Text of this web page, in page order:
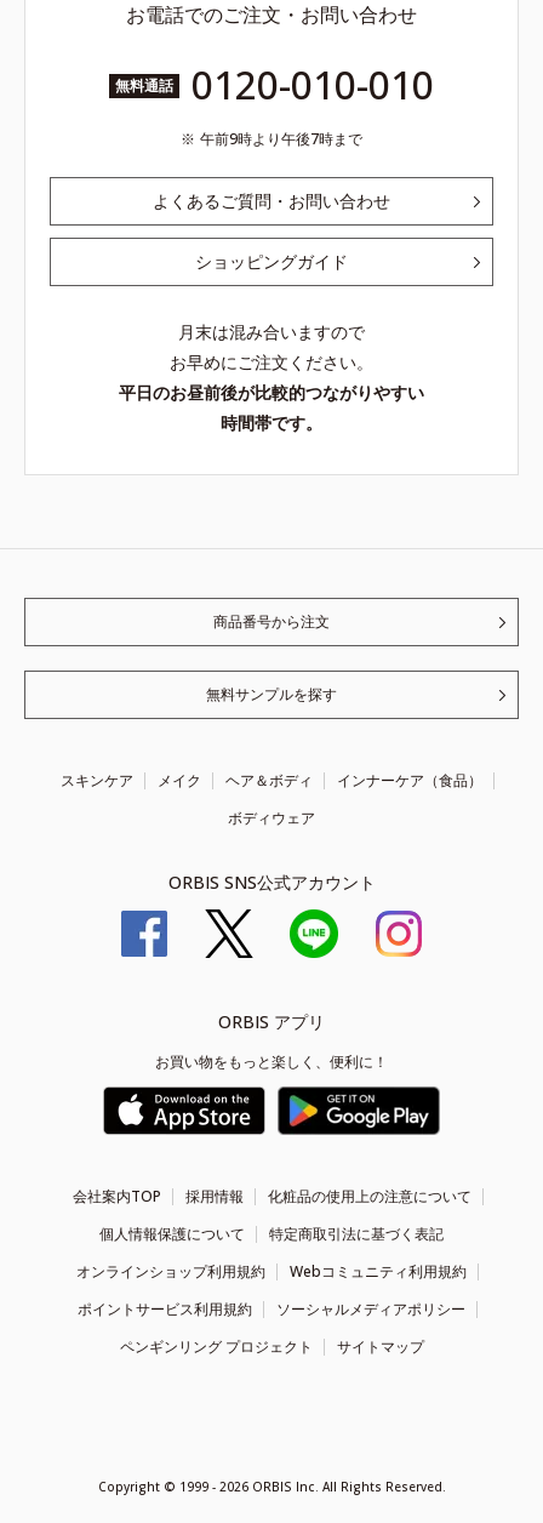
お電話でのご注文・お問い合わせ
無料通話 0120-010-010
午前9時より午後7時まで
よくあるご質問・お問い合わせ
ショッピングガイド
月末は混み合いますので
お早めにご注文ください。
平日のお昼前後が比較的つながりやすい
時間帯です。
商品番号から注文
無料サンプルを探す
スキンケア メイク ヘア＆ボディ
インナーケア（食品）
ボディウェア
ORBIS SNS公式アカウント
ORBIS アプリ
お買い物をもっと楽しく、便利に！
会社案内TOP 採用情報
化粧品の使用上の注意について
個人情報保護について
特定商取引法に基づく表記
オンラインショップ利用規約
Webコミュニティ利用規約
ポイントサービス利用規約
ソーシャルメディアポリシー
ペンギンリング プロジェクト
サイトマップ
Copyright © 1999 - 2026ORBIS Inc. All Rights Reserved.